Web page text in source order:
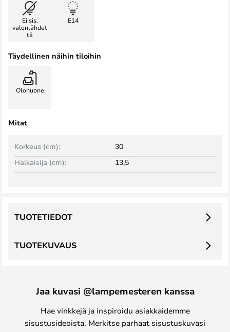
Ei sis.
valonlähdet
tä
E14
Täydellinen näihin tiloihin
Olohuone
Mitat
Korkeus (cm):
30
Halkaisija (cm):
13,5
TUOTEKUVAUS
TUOTETIEDOT
Jaa kuvasi @lampemesteren kanssa
Hae vinkkejä ja inspiroidu asiakkaidemme
sisustusideoista. Merkitse parhaat sisustuskuvasi